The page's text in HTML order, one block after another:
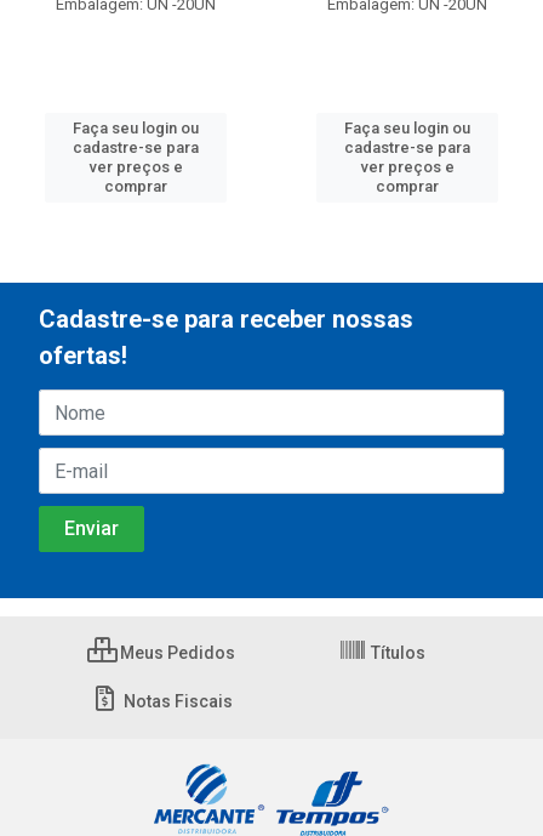
Embalagem: UN -20UN
Faça seu login ou
cadastre-se para
ver preços e
comprar
Embalagem: UN -20UN
Faça seu login ou
cadastre-se para
ver preços e
comprar
Cadastre-se para receber nossas
ofertas!
Meus Pedidos Títulos
Notas Fiscais